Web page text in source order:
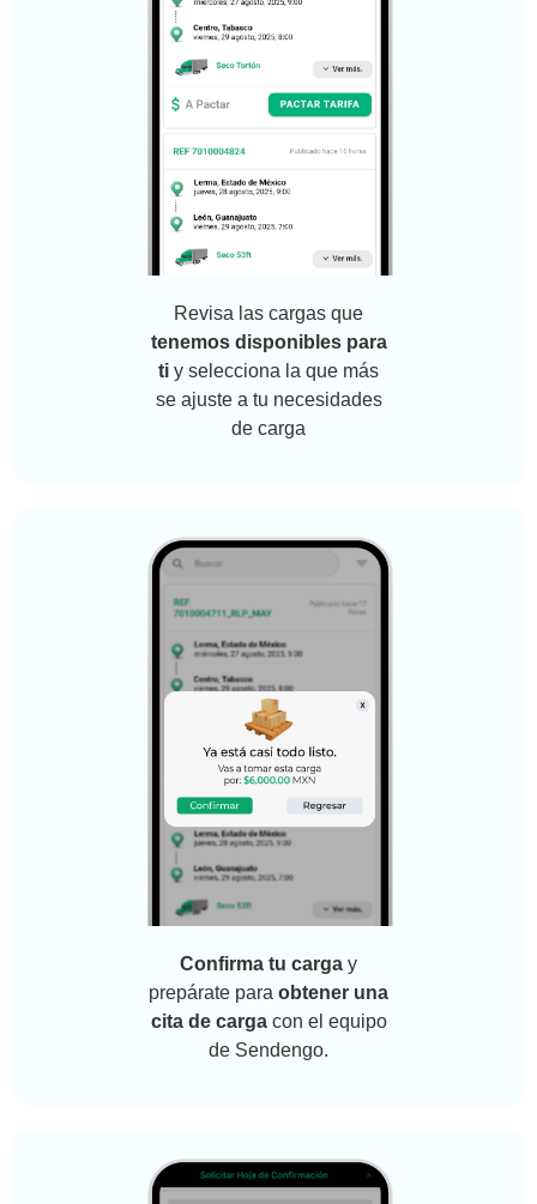
Revisa las cargas que
tenemos disponibles para
ti y selecciona la que más
se ajuste a tu necesidades
de carga
Confirma tu carga y
prepárate para obtener una
cita de cargacon el equipo
de Sendengo.